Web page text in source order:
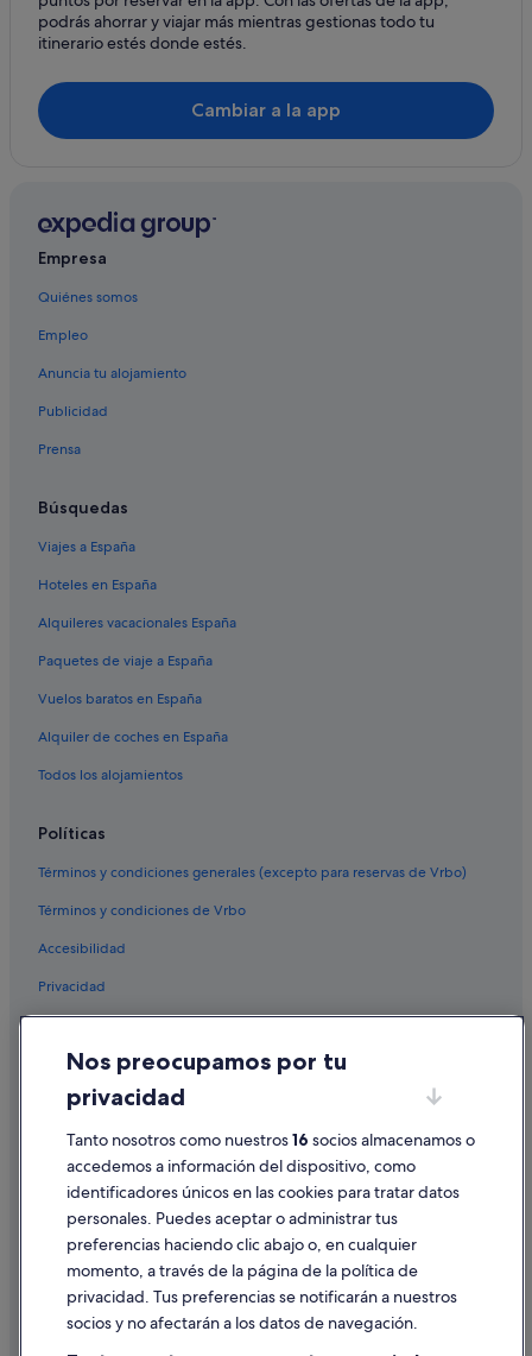
podrás ahorrar y viajar más mientras gestionas todo tu
itinerario estés donde estés.
Cambiar a la app
Empresa
Quiénes somos
Empleo
Anuncia tu alojamiento
Publicidad
Prensa
Búsquedas
Viajes a España
Hoteles en España
Alquileres vacacionales España
Paquetes de viaje a España
Vuelos baratos en España
Alquiler de coches en España
Todos los alojamientos
Políticas
Términos y condiciones generales (excepto para reservas de Vrbo)
Términos y condiciones de Vrbo
Accesibilidad
Privacidad
Condiciones de uso
Información legal/contacto
Pautas sobre el contenido y cómo denunciar contenido
Ayuda
Cancelar un vuelo
Cancelar una reserva de hotel o de un alquiler vacacional
Nos preocupamos por tu
privacidad
Tanto nosotros como nuestros16 socios almacenamos o
accedemos a información del dispositivo, como
identificadores únicos en las cookies para tratar datos
personales. Puedes aceptar o administrar tus
preferencias haciendo clic abajo o, en cualquier
momento, a través de la página de la política de
privacidad. Tus preferencias se notificarán a nuestros
socios y no afectarán a los datos de navegación.